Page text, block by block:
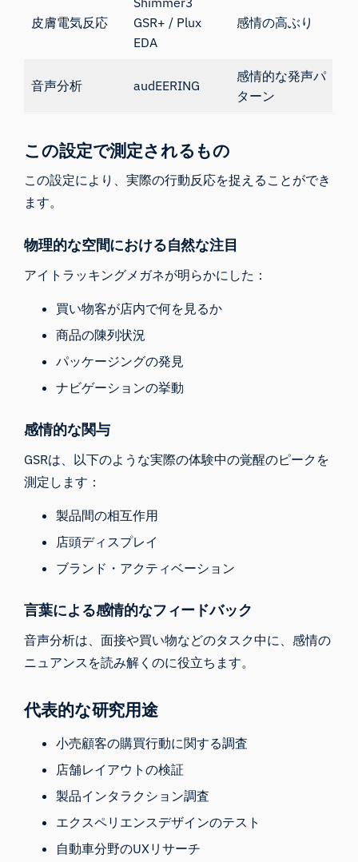
皮膚電気反応
GSR+/ Plux
EDA
感情の高ぶり
音声分析 audEERING
感情的な発声パ
ターン
この設定で測定されるもの
この設定により、実際の行動反応を捉えることができ
ます。
物理的な空間における自然な注目
アイトラッキングメガネが明らかにした：
買い物客が店内で何を見るか
商品の陳列状況
パッケージングの発見
ナビゲーションの挙動
感情的な関与
GSRは、以下のような実際の体験中の覚醒のピークを
測定します：
製品間の相互作用
店頭ディスプレイ
ブランド・アクティベーション
言葉による感情的なフィードバック
音声分析は、面接や買い物などのタスク中に、感情の
ニュアンスを読み解くのに役立ちます。
代表的な研究用途
小売顧客の購買行動に関する調査
店舗レイアウトの検証
製品インタラクション調査
エクスペリエンスデザインのテスト
自動車分野のUXリサーチ